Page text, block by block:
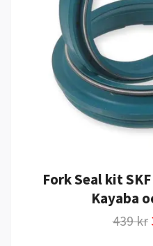
Fork Seal kit
Kayaba
439 kr